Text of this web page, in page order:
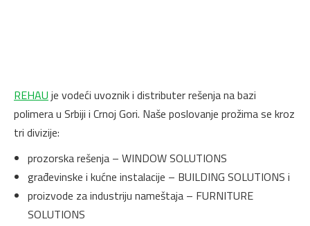
REHAU je vodeći uvoznik i distributer rešenja na bazi
polimera u Srbiji i Crnoj Gori. Naše poslovanje prožima se kroz
tri divizije:
prozorska rešenja – WINDOW SOLUTIONS
građevinske i kućne instalacije – BUILDING SOLUTIONS i
proizvode za industriju nameštaja – FURNITURE
SOLUTIONS